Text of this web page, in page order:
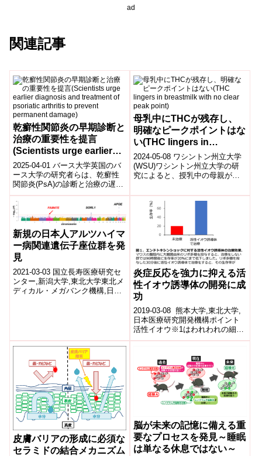
ad
関連記事
乾癬性関節炎の早期診断と
治療の重要性を提言
(Scientists urge earlier
diagnosis and treatment
of psoriatic arthritis to
prevent permanent
damage)
2025-04-01 バース大学​英国のバ
ース大学の研究者らは、乾癬性
関節炎(PsA)の診断と治療の遅れ
が、関節に不可逆的な損傷を引
き起こす可能性があると指摘
し...
母乳中にTHCが残存し、
明確なピークポイントはな
い(THC lingers in
breastmilk with no clear
peak point)
2024-05-08 ワシントン州立大学
(WSU)ワシントン州立大学の研
究によると、授乳中の母親が大
成分であるTHCが母乳に現れる
新規の日本人アルツハイマ
ー病関連遺伝子座位群を発
見
2021-03-03 国立長寿医療研究セ
ンター,新潟大学,東北大学東北メ
ディカル・メガバンク機構,日本
炎症反応を強力に抑える活
性イオウ誘導体の開発に成
功
2019-03-08 熊本大学,東北大学,
日本医療研究開発機構ポイント
活性イオウ※1はわれわれの細胞
で作られる生体成分で、抗酸化
皮膚バリアの形成に必須な
セラミドの結合メカニズム
脳が未来の記憶に備える重
要なプロセスを発見～睡眠
は単なる休息ではない～